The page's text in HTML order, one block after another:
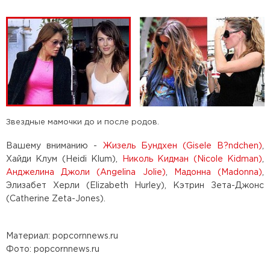
Звездные мамочки до и после родов.
Вашему вниманию - Жизель Бундхен (Gisele B?ndchen)
Хайди Клум (Heidi Klum),
Николь Кидман (Nicole Kidman)
Анджелина Джоли (Angelina Jolie)
Мадонна (Madonna)
Элизабет Херли (Elizabeth Hurley), Кэтрин Зета-Джонс
(Catherine Zeta-Jones).
Материал: popcornnews.ru
Фото: popcornnews.ru